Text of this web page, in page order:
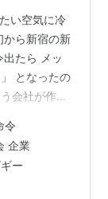
い空気に冷
から新宿の新
たら メッ
となったの
会社が作っ
日本にも輸
の信徒さん
、 昔は高麗
は表向きは
令
企業
ー